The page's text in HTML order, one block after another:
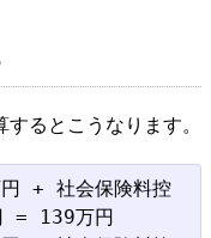
るとこうなります。
+ 社会保険料控
= 139万円